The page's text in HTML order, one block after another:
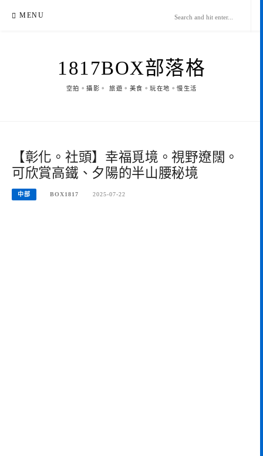
MENU
1817BOX部落格
空拍。攝影。 旅遊。美食。玩在地。慢生活
【彰化。社頭】幸福覓境。視野遼闊。
可欣賞高鐵、夕陽的半山腰秘境
中部 BOX1817 2025-07-22